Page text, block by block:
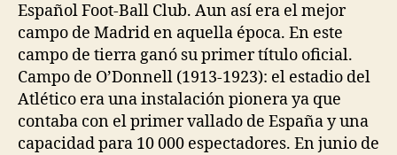
Español Foot-Ball Club. Aun así era el mejor
campo de Madrid en aquella época. En este
campo de tierra ganó su primer título oficial.
Campo de O’Donnell (1913-1923): el estadio del
Atlético era una instalación pionera ya que
contaba con el primer vallado de España y una
capacidad para 10 000 espectadores. En junio de